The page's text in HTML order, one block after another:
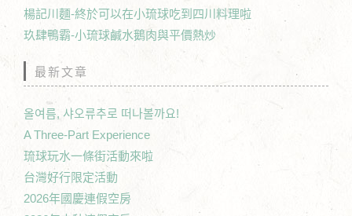
楊記川麵-終於可以在小琉球吃到四川料理啦
玖肆鴨霸-小琉球鹹水鵝肉與平價熱炒
最新文章
올여름, 샤오류추로 떠나볼까요!
A Three-Part Experience
琉球玩水一條街活動來啦
台灣好行限定活動
2026年國慶連假空房